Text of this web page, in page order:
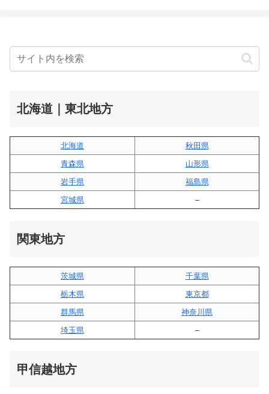
北海道｜東北地方
北海道
秋田県
青森県
山形県
岩手県
福島県
宮城県
–
関東地方
茨城県
千葉県
栃木県
東京都
群馬県
神奈川県
埼玉県
–
甲信越地方